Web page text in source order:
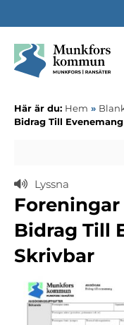
Här är du: Hem »
Bidrag Till
Lyssna
Bidrag Till
Skrivbar